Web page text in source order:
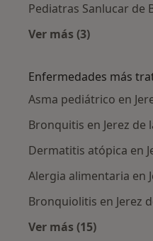
Pediatras Sanlucar de
Ver más (3)
Enfermedades más
Asma pediátrico en
Bronquitis en Jerez de
Dermatitis atópica en
Alergia alimentaria en
Bronquiolitis en Jerez
Ver más (15)